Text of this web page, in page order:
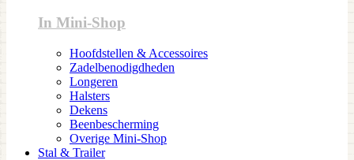
In Mini-Shop
Hoofdstellen & Accessoires
Zadelbenodigdheden
Longeren
Halsters
Dekens
Beenbescherming
Overige Mini-Shop
Stal & Trailer